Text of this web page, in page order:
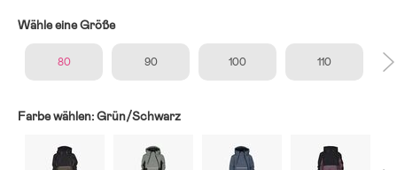
Wähle eine Größe
80 90 100 110
Farbe wählen:Grün/Schwarz